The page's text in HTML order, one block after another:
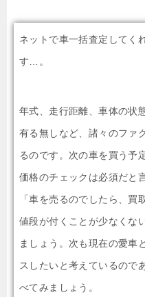
ネットで車一括査定してく
す…。
年式、走行距離、車体の状
有る無しなど、諸々のファ
るのです。次の車を買う予
価格のチェックは必須だと
「車を売るのでしたら、買
値段が付くことが少なくな
ましょう。次も現在の愛車
スしたいと考えているので
べてみましょう。